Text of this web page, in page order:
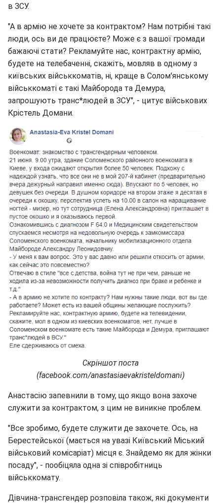
в ЗСУ.
"А в армію не хочете за контрактом? Нам потрібні такі
люди, ось ви де працюєте? Може є з вашої громади
бажаючі стати? Рекламуйте нас, контрактну армію,
будете на телебаченні, скажіть, мовляв в одному з
київських військкоматів, ні, краще в Солом'янському
військкоматі є такі Майборода та Демура,
запрошують транс*людей в ЗСУ", - цитує військових
Крістель Домани.
Скріншот поста
(facebook.com/anastasiaevakristeldomani)
Анастасію запевнили в тому, що якщо вона захоче
служити за контрактом, з цим не виникне проблем.
"Все зробимо, будете служити де захочете. Ось, на
Берестейської (мається на увазі Київський Міський
військовий комісаріат) місця є. Знайдемо як для жінки
посаду", - пообіцяла одна зі співробітниць
військкомату.
Дівчина-трансгендер розповіла також, які документи